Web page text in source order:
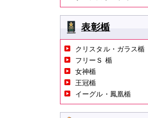
表彰楯
クリスタル・ガラス楯
フリーＳ 楯
女神楯
王冠楯
イーグル・鳳凰楯